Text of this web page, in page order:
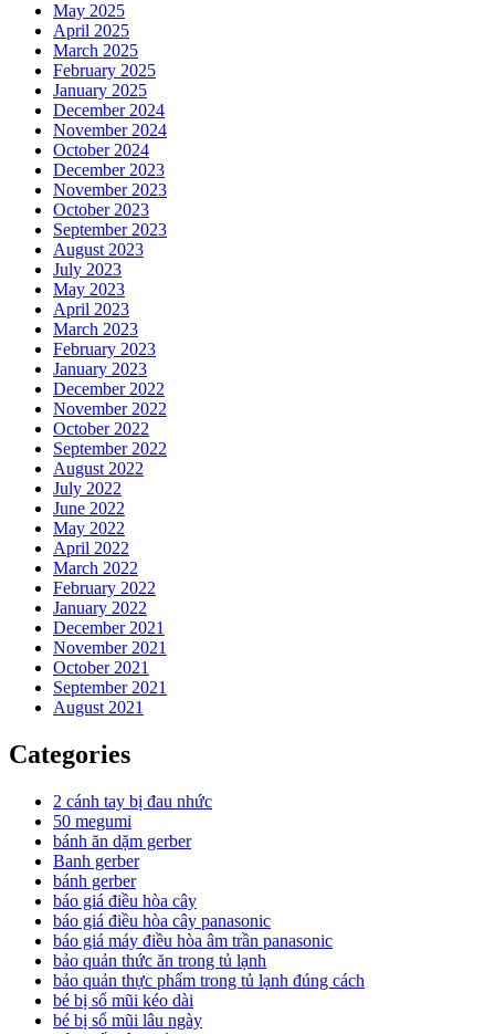
May 2025
April 2025
March 2025
February 2025
January 2025
December 2024
November 2024
October 2024
December 2023
November 2023
October 2023
September 2023
August 2023
July 2023
May 2023
April 2023
March 2023
February 2023
January 2023
December 2022
November 2022
October 2022
September 2022
August 2022
July 2022
June 2022
May 2022
April 2022
March 2022
February 2022
January 2022
December 2021
November 2021
October 2021
September 2021
August 2021
Categories
2 cánh tay bị đau nhức
50 megumi
bánh ăn dặm gerber
Banh gerber
bánh gerber
báo giá điều hòa cây
báo giá điều hòa cây panasonic
báo giá máy điều hòa âm trần panasonic
bảo quản thức ăn trong tủ lạnh
bảo quản thực phẩm trong tủ lạnh đúng cách
bé bị sổ mũi kéo dài
bé bị sổ mũi lâu ngày